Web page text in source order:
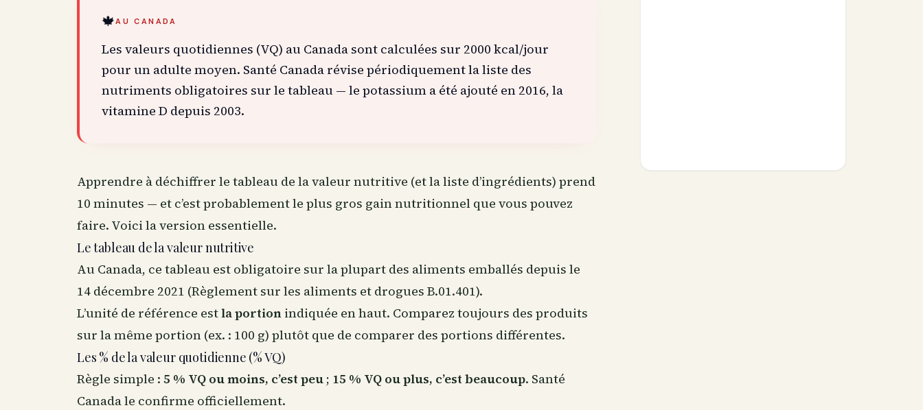
🍁AU CANADA
Les valeurs quotidiennes (VQ) au Canada sont calculées sur 2000 kcal/jour
pour un adulte moyen. Santé Canada révise périodiquement la liste des
nutriments obligatoires sur le tableau — le potassium a été ajouté en 2016, la
vitamine D depuis 2003.
Apprendre à déchiffrer le tableau de la valeur nutritive (et la liste d’ingrédients) prend
10 minutes — et c’est probablement le plus gros gain nutritionnel que vous pouvez
faire. Voici la version essentielle.
Le tableau de la valeur nutritive
Au Canada, ce tableau est obligatoire sur la plupart des aliments emballés depuis le
14 décembre 2021 (Règlement sur les aliments et drogues B.01.401).
L’unité de référence estla portion indiquée en haut. Comparez toujours des produits
sur la même portion (ex. : 100 g) plutôt que de comparer des portions différentes.
Les % de la valeur quotidienne (% VQ)
Règle simple : 5 % VQ ou moins, c’est peu ; 15 % VQ ou plus, c’est beaucoup. Santé
Canada le confirme officiellement.